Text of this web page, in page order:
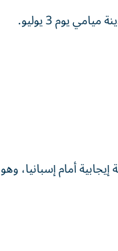
يوم 3 يوليو.
أمام إسبانيا،